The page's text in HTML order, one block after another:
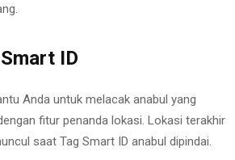
ID
Anda untuk melacak anabul yang
fitur penanda lokasi. Lokasi terakhir
saat Tag Smart ID anabul dipindai.